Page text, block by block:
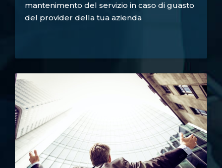
mantenimento del servizio in caso di guasto
del provider della tua azienda